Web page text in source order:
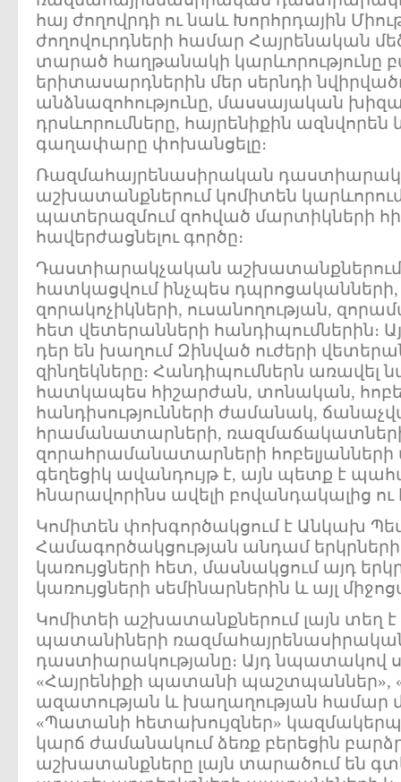
հայ ժողովրդի ու նաև Խորհրդային
ժողովուրդների համար Հայրենական
տարած հաղթանակի կարևորությունը
երիտասարդներին մեր սերնդի
անձնազոհությունը, մասսայական
դրսևորումները, հայրենիքին ազնվորեն
գաղափարը փոխանցելը։
Ռազմահայրենասիրական
աշխատանքներում կոմիտեն
պատերազմում զոհված մարտիկների
հավերժացնելու գործը։
Դաստիարակչական աշխատանքներում
հատկացվում ինչպես դպրոցականների,
զորակոչիկների, ուսանողության,
հետ վետերանների հանդիպումներին։
դեր են խաղում Զինված ուժերի
զինղեկները։ Հանդիպումներն
հատկապես հիշարժան, տոնական,
հանդիսությունների ժամանակ,
հրամանատարների,
զորահրամանատարների հոբելյանների
գեղեցիկ ավանդույթ է, այն պետք է
հնարավորինս ավելի բովանդակալից ու
Կոմիտեն փոխգործակցում է Անկախ
Համագործակցության անդամ
կառույցների հետ, մասնակցում այդ
կառույցների սեմինարներին և այլ
Կոմիտեի աշխատանքներում լայն տեղ
պատանիների
դաստիարակությանը։ Այդ նպատակով
«Հայրենիքի պատանի պաշտպաններ»,
ազատության և խաղաղության համար
«Պատանի հետախույզներ»
կարճ ժամանակում ձեռք բերեցին բարձր
աշխատանքները լայն տարածում են